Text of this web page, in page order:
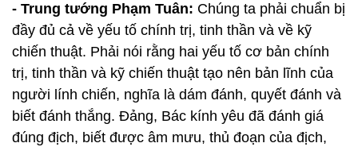
- Trung tướng Phạm Tuân: Chúng ta phải chuẩn bị
đầy đủ cả về yếu tố chính trị, tinh thần và về kỹ
chiến thuật. Phải nói rằng hai yếu tố cơ bản chính
trị, tinh thần và kỹ chiến thuật tạo nên bản lĩnh của
người lính chiến, nghĩa là dám đánh, quyết đánh và
biết đánh thắng. Đảng, Bác kính yêu đã đánh giá
đúng địch, biết được âm mưu, thủ đoạn của địch,